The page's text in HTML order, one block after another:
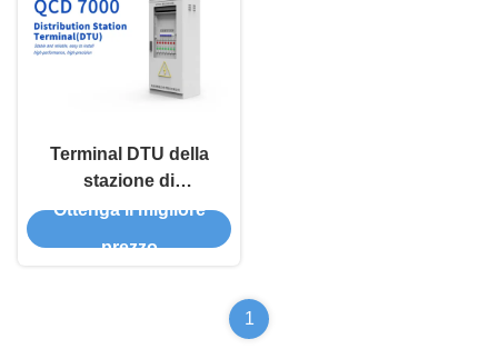
Terminal DTU della
stazione di
distribuzione della serie
Ottenga il migliore
prezzo
1